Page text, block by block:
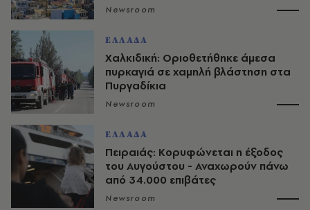
Newsroom
ΕΛΛΑΔΑ
Χαλκιδική: Οριοθετήθηκε άμεσα
πυρκαγιά σε χαμηλή βλάστηση στα
Πυργαδίκια
Newsroom
ΕΛΛΑΔΑ
Πειραιάς: Κορυφώνεται η έξοδος
του Αυγούστου - Αναχωρούν πάνω
από 34.000 επιβάτες
Newsroom